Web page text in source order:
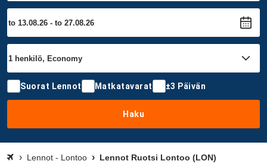
Suorat Lennot Matkatavarat ±3 Päivän
Haku
Lennot - Lontoo Lennot Ruotsi Lontoo (LON)